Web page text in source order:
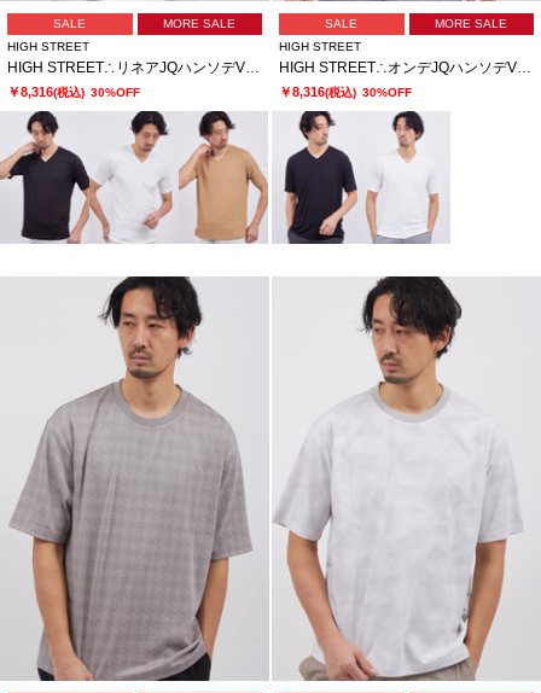
SALE
MORE SALE
HIGH STREET
￥8,316(税込) 30%OFF
SALE
MORE SALE
HIGH STREET
￥8,316(税込) 30%OFF